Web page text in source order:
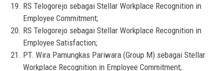
RS Telogorejo sebagai Stellar Workplace Recognition in
Employee Commitment;
RS Telogorejo sebagai Stellar Workplace Recognition in
Employee Satisfaction;
PT. Wira Pamungkas Pariwara (Group M) sebagai Stellar
Workplace Recognition in Employee Commitment;